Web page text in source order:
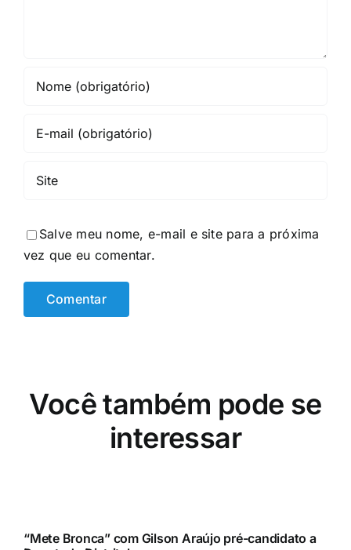
Comentar
Salve meu nome, e-mail e site para a próxima
vez que eu comentar.